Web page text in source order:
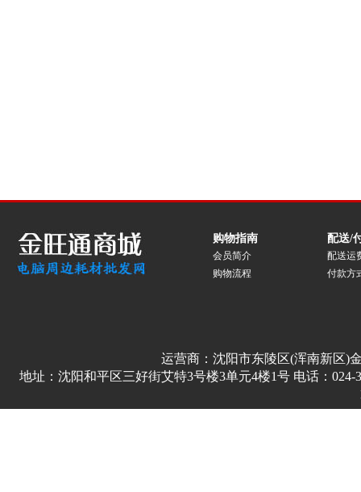
购物指南
会员简介
购物流程
配送/
配送运
付款方
运营商：沈阳市东陵区(浑南新区)
地址：沈阳和平区三好街艾特3号楼3单元4楼1号 电话：024-